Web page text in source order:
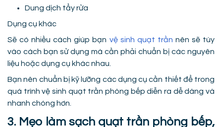
Dung dịch tẩy rửa
Dụng cụ khác
Sẽ có nhiều cách giúp bạn vệ sinh quạt trần nên sẽ tùy
vào cách bạn sử dụng mà cần phải chuẩn bị các nguyên
liệu hoặc dụng cụ khác nhau.
Bạn nên chuẩn bị kỹ lưỡng các dụng cụ cần thiết để trong
quá trình vệ sinh quạt trần phòng bếp diễn ra dễ dàng và
nhanh chóng hơn.
3. Mẹo làm sạch quạt trần phòng bếp,